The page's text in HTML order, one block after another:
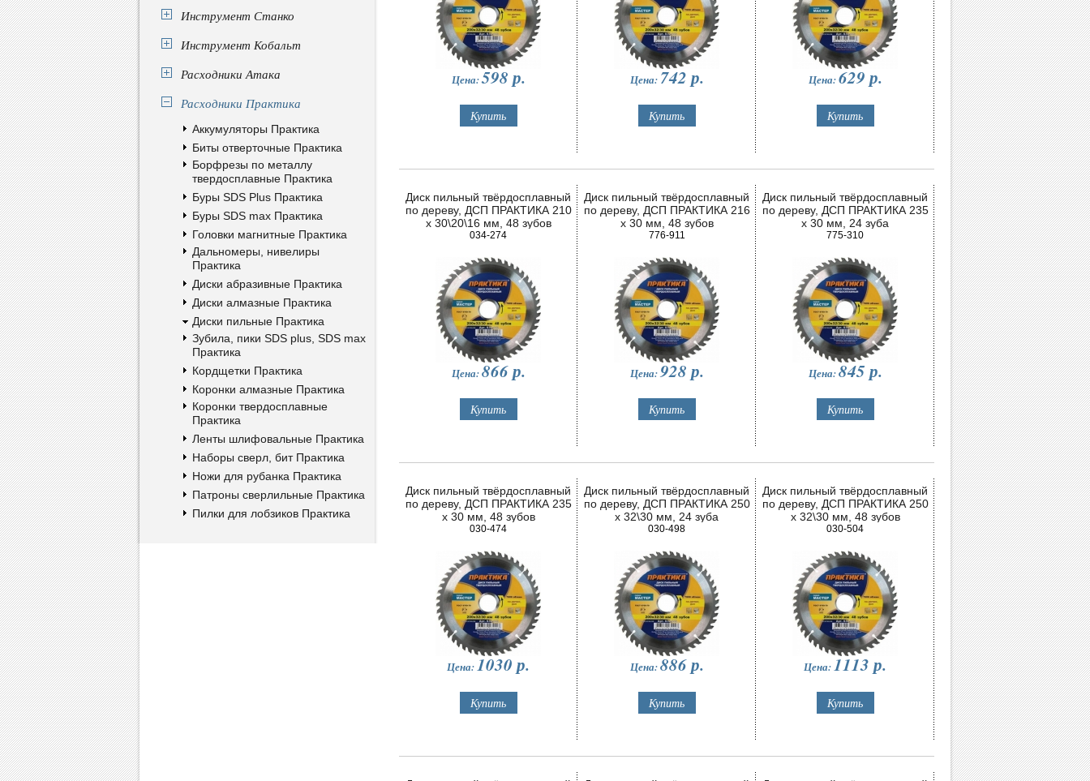
Инструмент Станко
Инструмент Кобальт
Расходники Атака
Расходники Практика
Аккумуляторы Практика
Биты отверточные Практика
Борфрезы по металлу
твердосплавные Практика
Буры SDS Plus Практика
Буры SDS max Практика
Головки магнитные Практика
Дальномеры, нивелиры
Практика
Диски абразивные Практика
Диски алмазные Практика
Диски пильные Практика
Зубила, пики SDS plus, SDS max
Практика
Кордщетки Практика
Коронки алмазные Практика
Коронки твердосплавные
Практика
Ленты шлифовальные Практика
Наборы сверл, бит Практика
Ножи для рубанка Практика
Патроны сверлильные Практика
Пилки для лобзиков Практика
Цена:598 р. Цена: 742 р. Цена:629 р.
Диск пильный твёрдосплавный
по дереву, ДСП ПРАКТИКА 210
х 30\20\16 мм, 48 зубов
034-274
Цена:866р.
Диск пильный твёрдосплавный
по дереву, ДСП ПРАКТИКА 216
х 30 мм, 48 зубов
776-911
Цена:928 р.
Диск пильный твёрдосплавный
по дереву, ДСП ПРАКТИКА 235
х 30 мм, 24 зуба
775-310
Цена:845 р.
Диск пильный твёрдосплавный
по дереву, ДСП ПРАКТИКА 235
х 30 мм, 48 зубов
030-474
Цена:1030 р.
Диск пильный твёрдосплавный
по дереву, ДСП ПРАКТИКА 250
х 32\30 мм, 24 зуба
030-498
Цена:886р.
Диск пильный твёрдосплавный
по дереву, ДСП ПРАКТИКА 250
х 32\30 мм, 48 зубов
030-504
Цена:1113 р.